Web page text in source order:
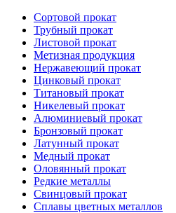
Сортовой прокат
Трубный прокат
Листовой прокат
Метизная продукция
Нержавеющий прокат
Цинковый прокат
Титановый прокат
Никелевый прокат
Алюминиевый прокат
Бронзовый прокат
Латунный прокат
Медный прокат
Оловянный прокат
Редкие металлы
Свинцовый прокат
Сплавы цветных металлов